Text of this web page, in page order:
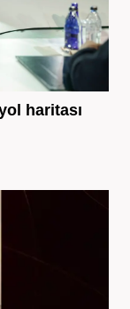
haritası